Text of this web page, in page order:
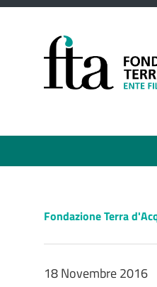
Menù
Percorso
a
di
Fondazione Terra
18 Novembre 2016